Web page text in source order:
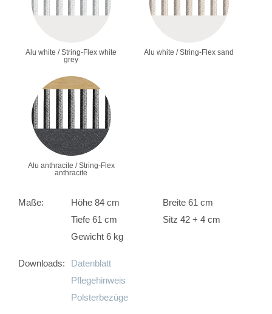
Alu white / String-Flex white
grey
Alu white / String-Flex sand
Alu anthracite / String-Flex
anthracite
Maße: Höhe 84 cm
Breite 61 cm
Tiefe 61 cm
Sitz 42 + 4 cm
Gewicht 6 kg
Downloads:
Datenblatt
Pflegehinweis
Polsterbezüge